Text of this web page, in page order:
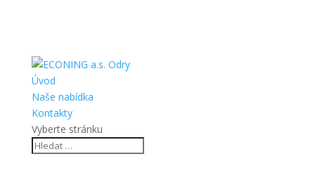
Úvod
Naše nabídka
Kontakty
Vyberte stránku